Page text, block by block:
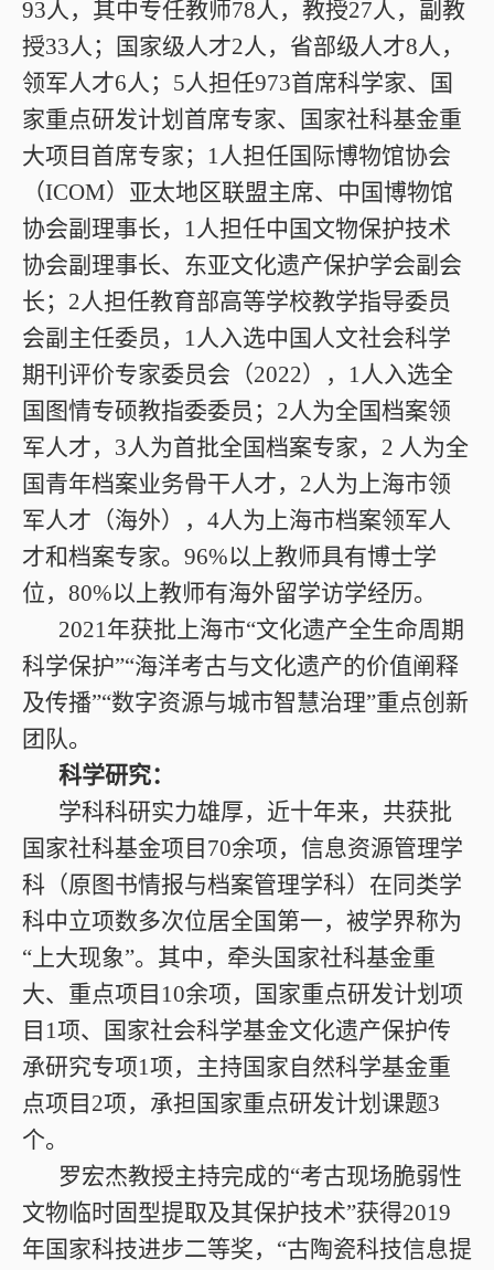
93人，其中专任教师78人，教授27人，副教
授33人；国家级人才2人，省部级人才8人，
领军人才6人；5人担任973首席科学家、国
家重点研发计划首席专家、国家社科基金重
大项目首席专家；1人担任国际博物馆协会
（ICOM）亚太地区联盟主席、中国博物馆
协会副理事长，1人担任中国文物保护技术
协会副理事长、东亚文化遗产保护学会副会
长；2人担任教育部高等学校教学指导委员
会副主任委员，1人入选中国人文社会科学
期刊评价专家委员会（2022），1人入选全
国图情专硕教指委委员；2人为全国档案领
军人才，3人为首批全国档案专家，2 人为全
国青年档案业务骨干人才，2人为上海市领
军人才（海外），4人为上海市档案领军人
才和档案专家。96%以上教师具有博士学
位，80%以上教师有海外留学访学经历。
2021年获批上海市“文化遗产全生命周期
科学保护”“海洋考古与文化遗产的价值阐释
及传播”“数字资源与城市智慧治理”重点创新
团队。
科学研究：
学科科研实力雄厚，近十年来，共获批
国家社科基金项目70余项，信息资源管理学
科（原图书情报与档案管理学科）在同类学
科中立项数多次位居全国第一，被学界称为
“上大现象”。其中，牵头国家社科基金重
大、重点项目10余项，国家重点研发计划项
目1项、国家社会科学基金文化遗产保护传
承研究专项1项，主持国家自然科学基金重
点项目2项，承担国家重点研发计划课题3
个。
罗宏杰教授主持完成的“考古现场脆弱性
文物临时固型提取及其保护技术”获得2019
年国家科技进步二等奖，“古陶瓷科技信息提